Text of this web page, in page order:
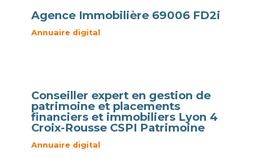
Agence Immobilière 69006 FD2i
Annuaire digital
Conseiller expert en gestion de
patrimoine et placements
financiers et immobiliers Lyon 4
Croix-Rousse CSPI Patrimoine
Annuaire digital